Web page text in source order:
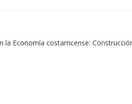
Economía costarricense: